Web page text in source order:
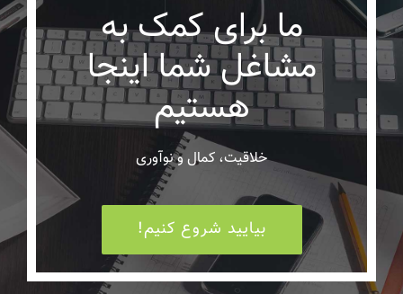
ما برای کمک به
مشاغل شما اینجا
هستیم
خلاقیت، کمال و نوآوری
بیایید شروع کنیم!